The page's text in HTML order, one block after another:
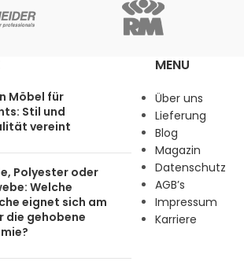
Möbel für
Stil und
vereint
Polyester oder
Welche
eignet sich am
die gehobene
MENU
Über uns
Lieferung
Blog
Magazin
Datenschutz
AGB’s
Impressum
Karriere